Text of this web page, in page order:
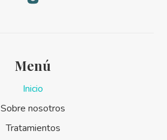
Menú
Inicio
Sobre nosotros
Tratamientos